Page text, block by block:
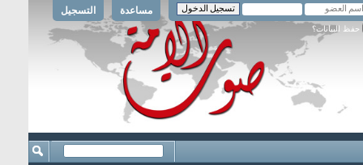
التسجيل مساعدة
حفظ البيانات؟